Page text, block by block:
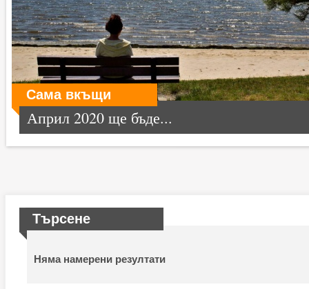
Сама вкъщи
Април 2020 ще бъде...
Търсене
Няма намерени резултати